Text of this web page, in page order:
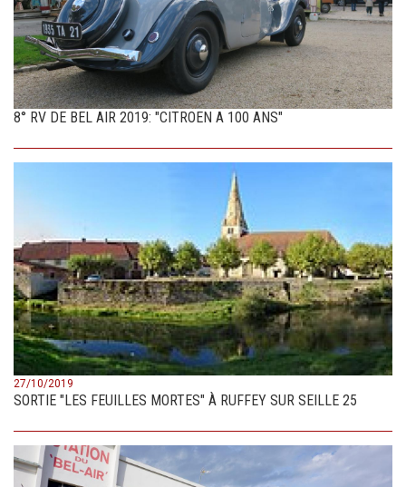
8° RV DE BEL AIR 2019: "CITROEN A 100 ANS"
27/10/2019
SORTIE "LES FEUILLES MORTES" À RUFFEY SUR SEILLE 25